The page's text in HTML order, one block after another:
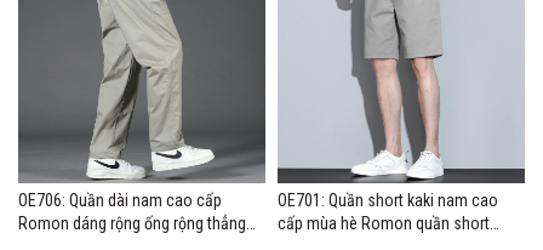
OE706: Quần dài nam cao cấp
Romon dáng rộng ống rộng thẳng
OE701: Quần short kaki nam cao
cấp mùa hè Romon quần short